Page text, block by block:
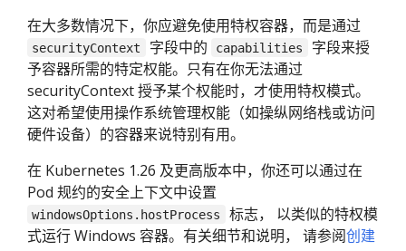
在大多数情况下，你应避免使用特权容器，而是通过
securityContext 字段中的 capabilities
字段来授
予容器所需的特定权能。只有在你无法通过
securityContext 授予某个权能时，才使用特权模式。
这对希望使用操作系统管理权能（如操纵网络栈或访问
硬件设备）的容器来说特别有用。
在 Kubernetes 1.26 及更高版本中，你还可以通过在
Pod 规约的安全上下文中设置
windowsOptions.hostProcess
标志， 以类似的特权模
式运行 Windows 容器。有关细节和说明， 请参阅创建